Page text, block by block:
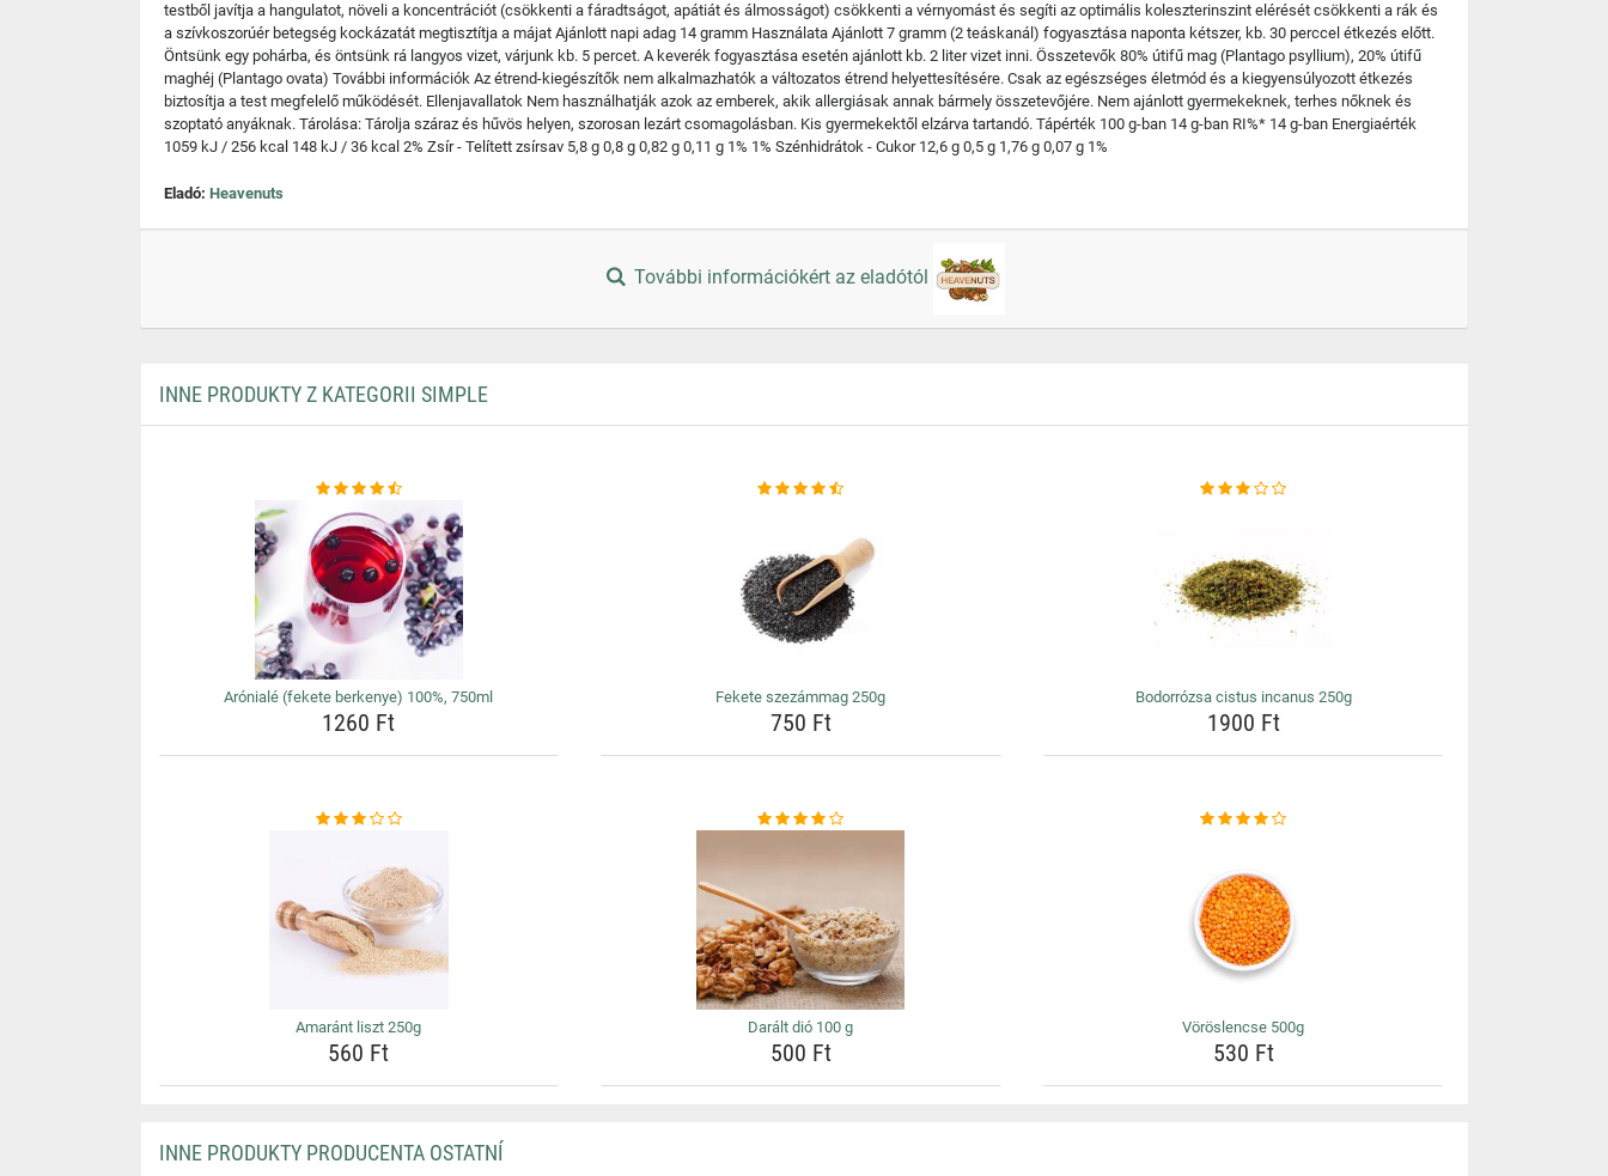
testből javítja a hangulatot, növeli a koncentrációt (csökkenti a fáradtságot, apátiát és álmosságot) csökkenti a vérnyomást és segíti az optimális koleszterinszint elérését csökkenti a rák és
a szívkoszorúér betegség kockázatát megtisztítja a májat Ajánlott napi adag 14 gramm Használata Ajánlott 7 gramm (2 teáskanál) fogyasztása naponta kétszer, kb. 30 perccel étkezés előtt.
Öntsünk egy pohárba, és öntsünk rá langyos vizet, várjunk kb. 5 percet. A keverék fogyasztása esetén ajánlott kb. 2 liter vizet inni. Összetevők 80% útifű mag (Plantago psyllium), 20% útifű
maghéj (Plantago ovata) További információk Az étrend-kiegészítők nem alkalmazhatók a változatos étrend helyettesítésére. Csak az egészséges életmód és a kiegyensúlyozott étkezés
biztosítja a test megfelelő működését. Ellenjavallatok Nem használhatják azok az emberek, akik allergiásak annak bármely összetevőjére. Nem ajánlott gyermekeknek, terhes nőknek és
szoptató anyáknak. Tárolása: Tárolja száraz és hűvös helyen, szorosan lezárt csomagolásban. Kis gyermekektől elzárva tartandó. Tápérték 100 g-ban 14 g-ban RI%* 14 g-ban Energiaérték
1059 kJ / 256 kcal 148 kJ / 36 kcal 2% Zsír - Telített zsírsav 5,8 g 0,8 g 0,82 g 0,11 g 1% 1% Szénhidrátok - Cukor 12,6 g 0,5 g 1,76 g 0,07 g 1%
Eladó: Heavenuts
További információkért az eladótól
INNE PRODUKTY Z KATEGORII SIMPLE
Arónialé (fekete berkenye) 100%, 750ml
1260 Ft
Fekete szezámmag 250g
750 Ft
Bodorrózsa cistus incanus 250g
1900 Ft
Amaránt liszt 250g
560 Ft
Darált dió 100 g
500 Ft
Vöröslencse 500g
530 Ft
INNE PRODUKTY PRODUCENTA OSTATNÍ